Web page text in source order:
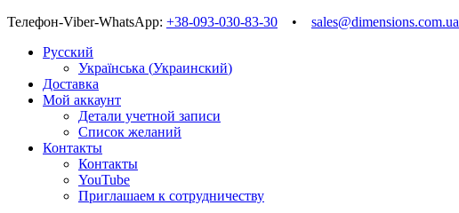
Телефон-Viber-WhatsApp: +38-093-030-83-30 • sales@dimensions.com.ua
Русский
Українська (Украинский)
Доставка
Мой аккаунт
Детали учетной записи
Список желаний
Контакты
Контакты
YouTube
Приглашаем к сотрудничеству